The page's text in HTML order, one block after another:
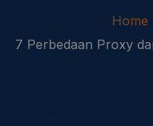
Home
7 Perbedaan Proxy